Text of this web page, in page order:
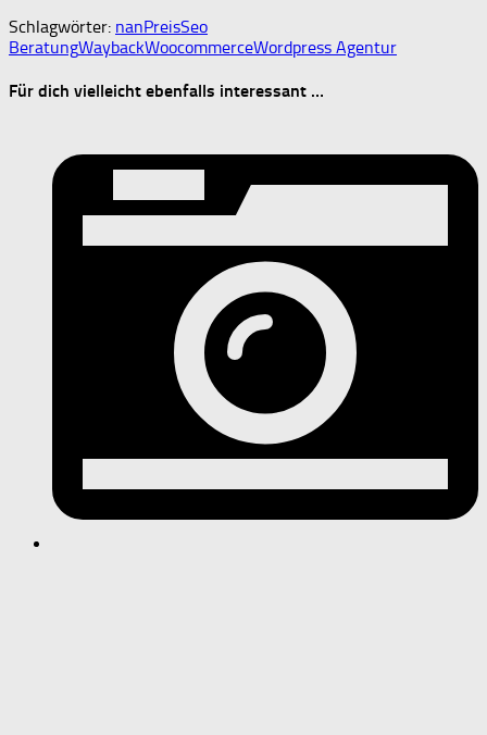
Schlagwörter: nanPreisSeo
BeratungWaybackWoocommerceWordpress Agentur
Für dich vielleicht ebenfalls interessant …